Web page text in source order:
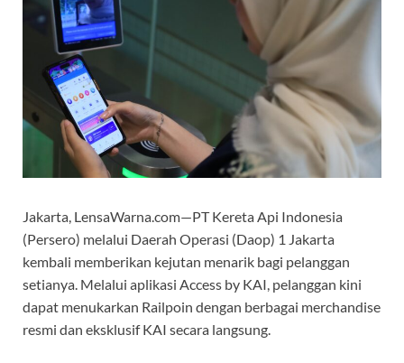
Jakarta, LensaWarna.com—PT Kereta Api Indonesia
(Persero) melalui Daerah Operasi (Daop) 1 Jakarta
kembali memberikan kejutan menarik bagi pelanggan
setianya. Melalui aplikasi Access by KAI, pelanggan kini
dapat menukarkan Railpoin dengan berbagai merchandise
resmi dan eksklusif KAI secara langsung.